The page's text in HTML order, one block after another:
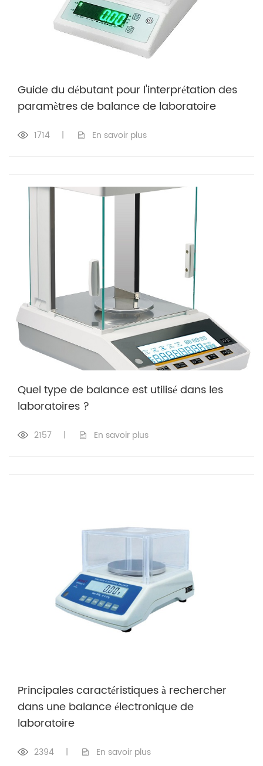
Guide du débutant pour l'interprétation des
paramètres de balance de laboratoire
1714 | En savoir plus
Quel type de balance est utilisé dans les
laboratoires ?
2157 | En savoir plus
Principales caractéristiques à rechercher
dans une balance électronique de
laboratoire
2394 | En savoir plus